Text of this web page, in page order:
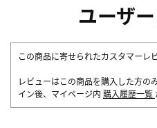
ユーザ
この商品に寄せられたカスタマーレ
レビューはこの商品を購入した方の
イン後、マイページ内 購入履歴一覧